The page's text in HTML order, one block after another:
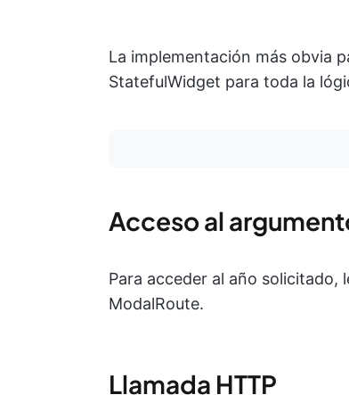
La implementación más obvia
StatefulWidget para toda la
Acceso al
Para acceder al año solicitado,
ModalRoute.
Llamada HTTP